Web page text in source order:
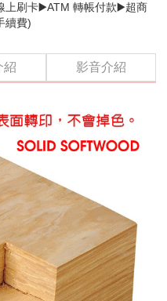
上刷卡▶️ATM 轉帳付款▶️超商
續費)
紹 影音介紹